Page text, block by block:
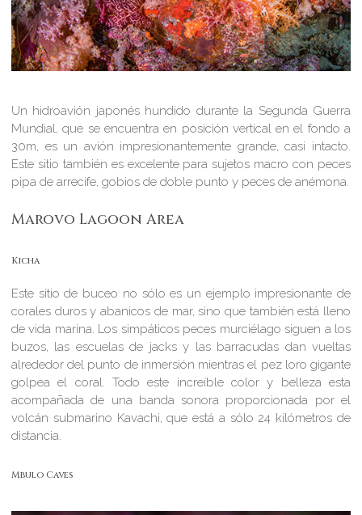
Un hidroavión japonés hundido durante la Segunda Guerra
Mundial, que se encuentra en posición vertical en el fondo a
30m, es un avión impresionantemente grande, casi intacto.
Este sitio también es excelente para sujetos macro con peces
pipa de arrecife, gobios de doble punto y peces de anémona.
Marovo Lagoon Area
Kicha
Este sitio de buceo no sólo es un ejemplo impresionante de
corales duros y abanicos de mar, sino que también está lleno
de vida marina. Los simpáticos peces murciélago siguen a los
buzos, las escuelas de jacks y las barracudas dan vueltas
alrededor del punto de inmersión mientras el pez loro gigante
golpea el coral. Todo este increíble color y belleza esta
acompañada de una banda sonora proporcionada por el
volcán submarino Kavachi, que está a sólo 24 kilómetros de
distancia.
Mbulo Caves